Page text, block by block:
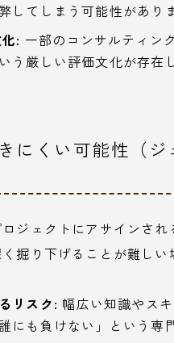
してしまう可能性があり
: 一部のコンサルティン
う厳しい評価文化が存在
にくい可能性（
ジェクトにアサインさ
掘り下げることが難しい
リスク: 幅広い知識やス
にも負けない」という専